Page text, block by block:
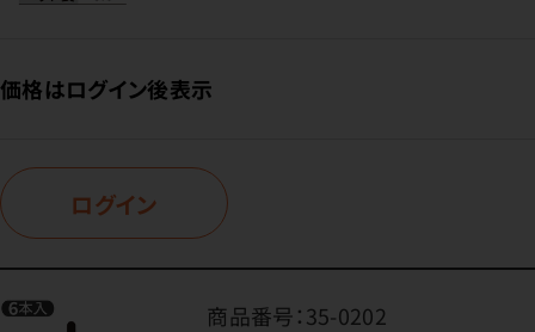
価格はログイン後表示
ログイン
商品番号：35-0202